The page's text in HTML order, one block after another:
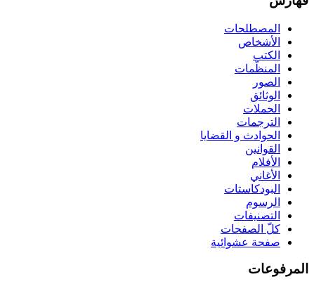
المصطلحات
الأشخاص
الكتب
المنظّمات
الصور
الوثائق
الحملات
الترجمات
الحوادث و القضايا
القوانين
الأفلام
الأغاني
البودكاستات
الرسوم
التصنيفات
كلّ الصفحات
صفحة عشوائية
المرفوعات